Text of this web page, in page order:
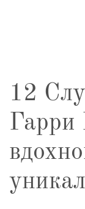
12
Гарри